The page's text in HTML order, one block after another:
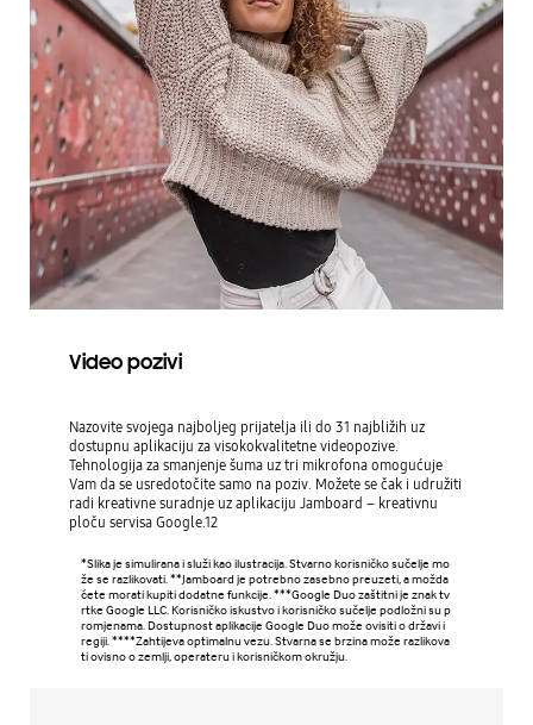
Video pozivi
Nazovite svojega najboljeg prijatelja ili do 31 najbližih uz
dostupnu aplikaciju za visokokvalitetne videopozive.
Tehnologija za smanjenje šuma uz tri mikrofona omogućuje
Vam da se usredotočite samo na poziv. Možete se čak i udružiti
radi kreativne suradnje uz aplikaciju Jamboard – kreativnu
ploču servisa Google.12
*Slika je simulirana i služi kao ilustracija. Stvarno korisničko sučelje mo
že se razlikovati. **Jamboard je potrebno zasebno preuzeti, a možda
ćete morati kupiti dodatne funkcije. ***Google Duo zaštitni je znak tv
rtke Google LLC. Korisničko iskustvo i korisničko sučelje podložni su p
romjenama. Dostupnost aplikacije Google Duo može ovisiti o državi i
regiji. ****Zahtijeva optimalnu vezu. Stvarna se brzina može razlikova
ti ovisno o zemlji, operateru i korisničkom okružju.